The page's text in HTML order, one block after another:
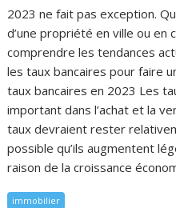
2023 ne fait pas exception.
d’une propriété en ville ou
comprendre les tendances
les taux bancaires pour faire
taux bancaires en 2023 Les
important dans l’achat et la
taux devraient rester
possible qu’ils augmentent
raison de la croissance
immobilier